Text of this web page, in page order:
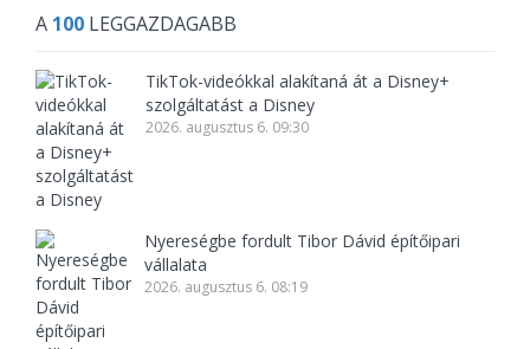
A 100 LEGGAZDAGABB
TikTok-videókkal alakítaná át a Disney+
szolgáltatást a Disney
2026. augusztus 6. 09:30
Nyereségbe fordult Tibor Dávid építőipari
vállalata
2026. augusztus 6. 08:19